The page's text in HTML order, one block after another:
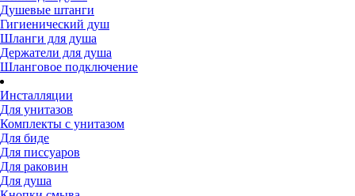
Душевые штанги
Гигиенический душ
Шланги для душа
Держатели для душа
Шланговое подключение
Инсталляции
Для унитазов
Комплекты с унитазом
Для биде
Для писсуаров
Для раковин
Для душа